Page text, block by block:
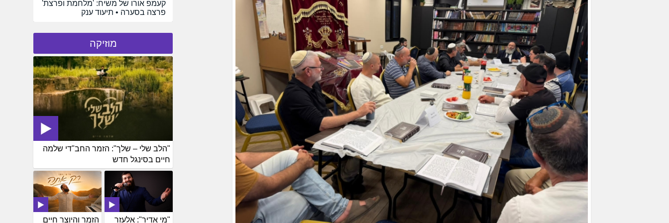
קעמפ אורו של משיח: 'מלחמת ופרצת'
פרצה בסערה • תיעוד ענק
מוזיקה
"הלב שלי – שלך": הזמר החב"די שלמה
חיים בסינגל חדש
הזמר והיוצר חיים "מי אדיר": אלעזר